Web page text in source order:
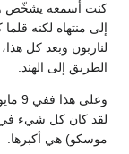
كنت أسمعه يشخّص
إلى منتهاه لكنه
لناربون وبعد كل
الطريق إلى الهند.
لقد كان كل شيء في
موسكو) هي أكبرها.